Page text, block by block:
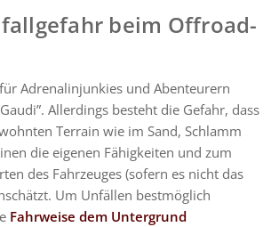
beim Offroad-
Adrenalinjunkies und Abenteurern
Allerdings besteht die Gefahr, dass
Terrain wie im Sand, Schlamm
die eigenen Fähigkeiten und zum
des Fahrzeuges (sofern es nicht das
Um Unfällen bestmöglich
Fahrweise dem Untergrund